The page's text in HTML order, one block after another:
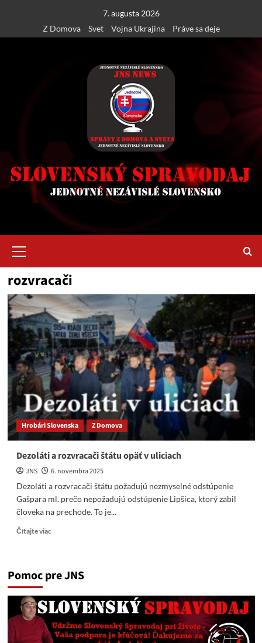
content
7. augusta 2026
Z Domova
Svet Vojna Ukrajina Práve sa deje
Menu
rozvracači
Hrobári Slovenska Z Domova
Dezoláti a rozvracači štátu opäť v uliciach
JNS
6. novembra 2025
Dezoláti a rozvracači štátu požadujú nezmyselné odstúpenie
Gašpara ml. prečo nepožadujú odstúpenie Lipšica, ktorý zabil
človeka na prechode. To je...
Čítajte viacRead
a
štátu
opäť
uliciach
Pomoc pre JNS